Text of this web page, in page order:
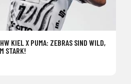
KIEL X PUMA: ZEBRAS SIND WILD,
STARK!